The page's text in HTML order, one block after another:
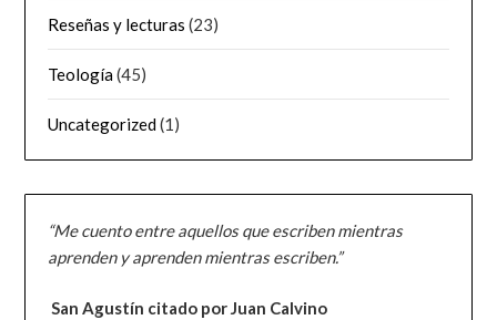
Reseñas y lecturas (23)
Teología(45)
Uncategorized(1)
“Me cuento entre aquellos que escriben mientras
aprenden y aprenden mientras escriben.”
San Agustín citado por Juan Calvino